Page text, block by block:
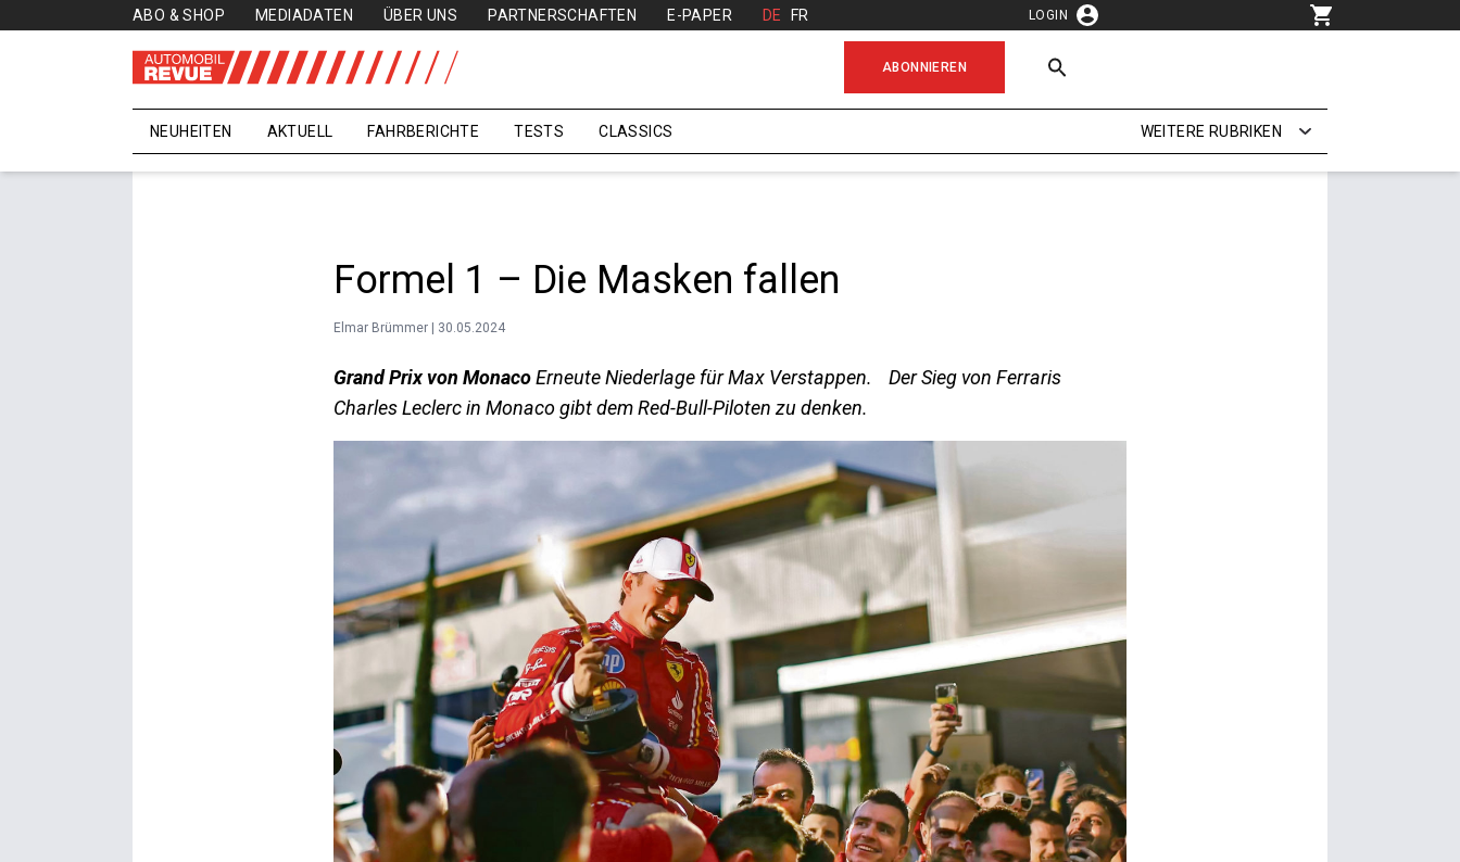
ABO & SHOP MEDIADATEN ÜBER UNS PARTNERSCHAFTEN E-PAPER DE FR LOGIN
ABONNIEREN
NEUHEITEN AKTUELL FAHRBERICHTE TESTS CLASSICS WEITERE RUBRIKEN
Formel 1 – Die Masken fallen
Elmar Brümmer | 30.05.2024
Grand Prix von MonacoErneute Nieder­lage für Max Verstappen. Der Sieg von Ferraris
Charles Leclerc in Monaco gibt dem Red-Bull-Piloten zu denken.